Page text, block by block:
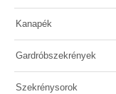
Kanapék
Gardróbszekrények
Szekrénysorok